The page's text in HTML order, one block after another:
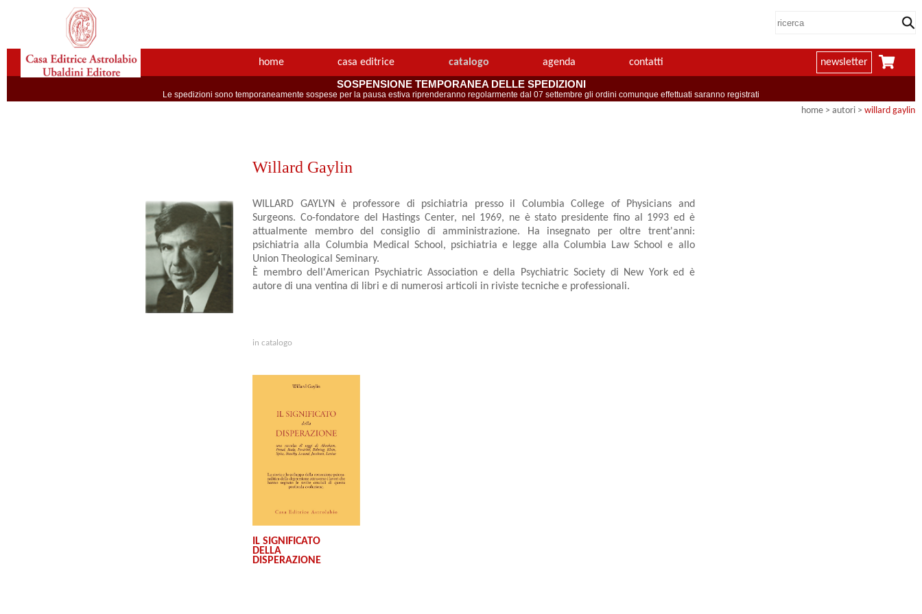
home casa editrice catalogo agenda contatti newsletter
SOSPENSIONE TEMPORANEA DELLE SPEDIZIONI
Le spedizioni sono temporaneamente sospese per la pausa estiva riprenderanno regolarmente dal 07 settembre gli ordini comunque effettuati saranno registrati
home > autori > willard gaylin
Willard Gaylin
WILLARD GAYLYN è professore di psichiatria presso il Columbia College of Physicians and
Surgeons. Co-fondatore del Hastings Center, nel 1969, ne è stato presidente fino al 1993 ed è
attualmente membro del consiglio di amministrazione. Ha insegnato per oltre trent'anni:
psichiatria alla Columbia Medical School, psichiatria e legge alla Columbia Law School e allo
Union Theological Seminary.
È membro dell'American Psychiatric Association e della Psychiatric Society di New York ed è
autore di una ventina di libri e di numerosi articoli in riviste tecniche e professionali.
in catalogo
IL SIGNIFICATO
DELLA
DISPERAZIONE